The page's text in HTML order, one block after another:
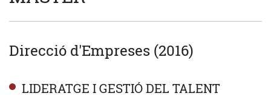
Direcció d'Empreses (2016)
LIDERATGE I GESTIÓ DEL TALENT